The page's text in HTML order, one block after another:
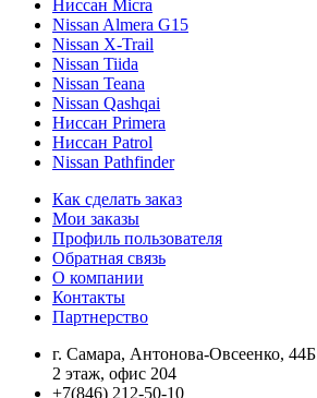
Ниссан Micra
Nissan Almera G15
Nissan X-Trail
Nissan Tiida
Nissan Teana
Nissan Qashqai
Ниссан Primera
Ниссан Patrol
Nissan Pathfinder
Как сделать заказ
Мои заказы
Профиль пользователя
Обратная связь
О компании
Контакты
Партнерство
г. Самара, Антонова-Овсеенко, 44Б
2 этаж, офис 204
+7(846) 212-50-10